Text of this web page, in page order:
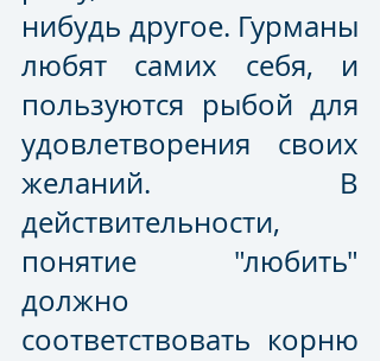
нибудь другое. Гурманы
любят самих себя, и
пользуются рыбой для
удовлетворения своих
желаний. В
действительности,
понятие "любить"
должно
соответствовать корню